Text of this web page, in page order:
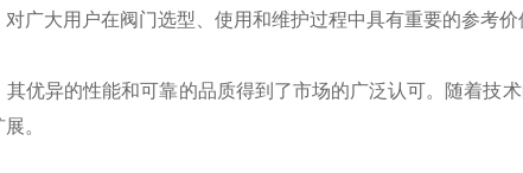
广大用户在阀门选型、使用和维护过程中具有重要的参考价
优异的性能和可靠的品质得到了市场的广泛认可。随着技
。